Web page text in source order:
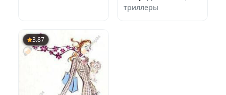
триллеры
3.87